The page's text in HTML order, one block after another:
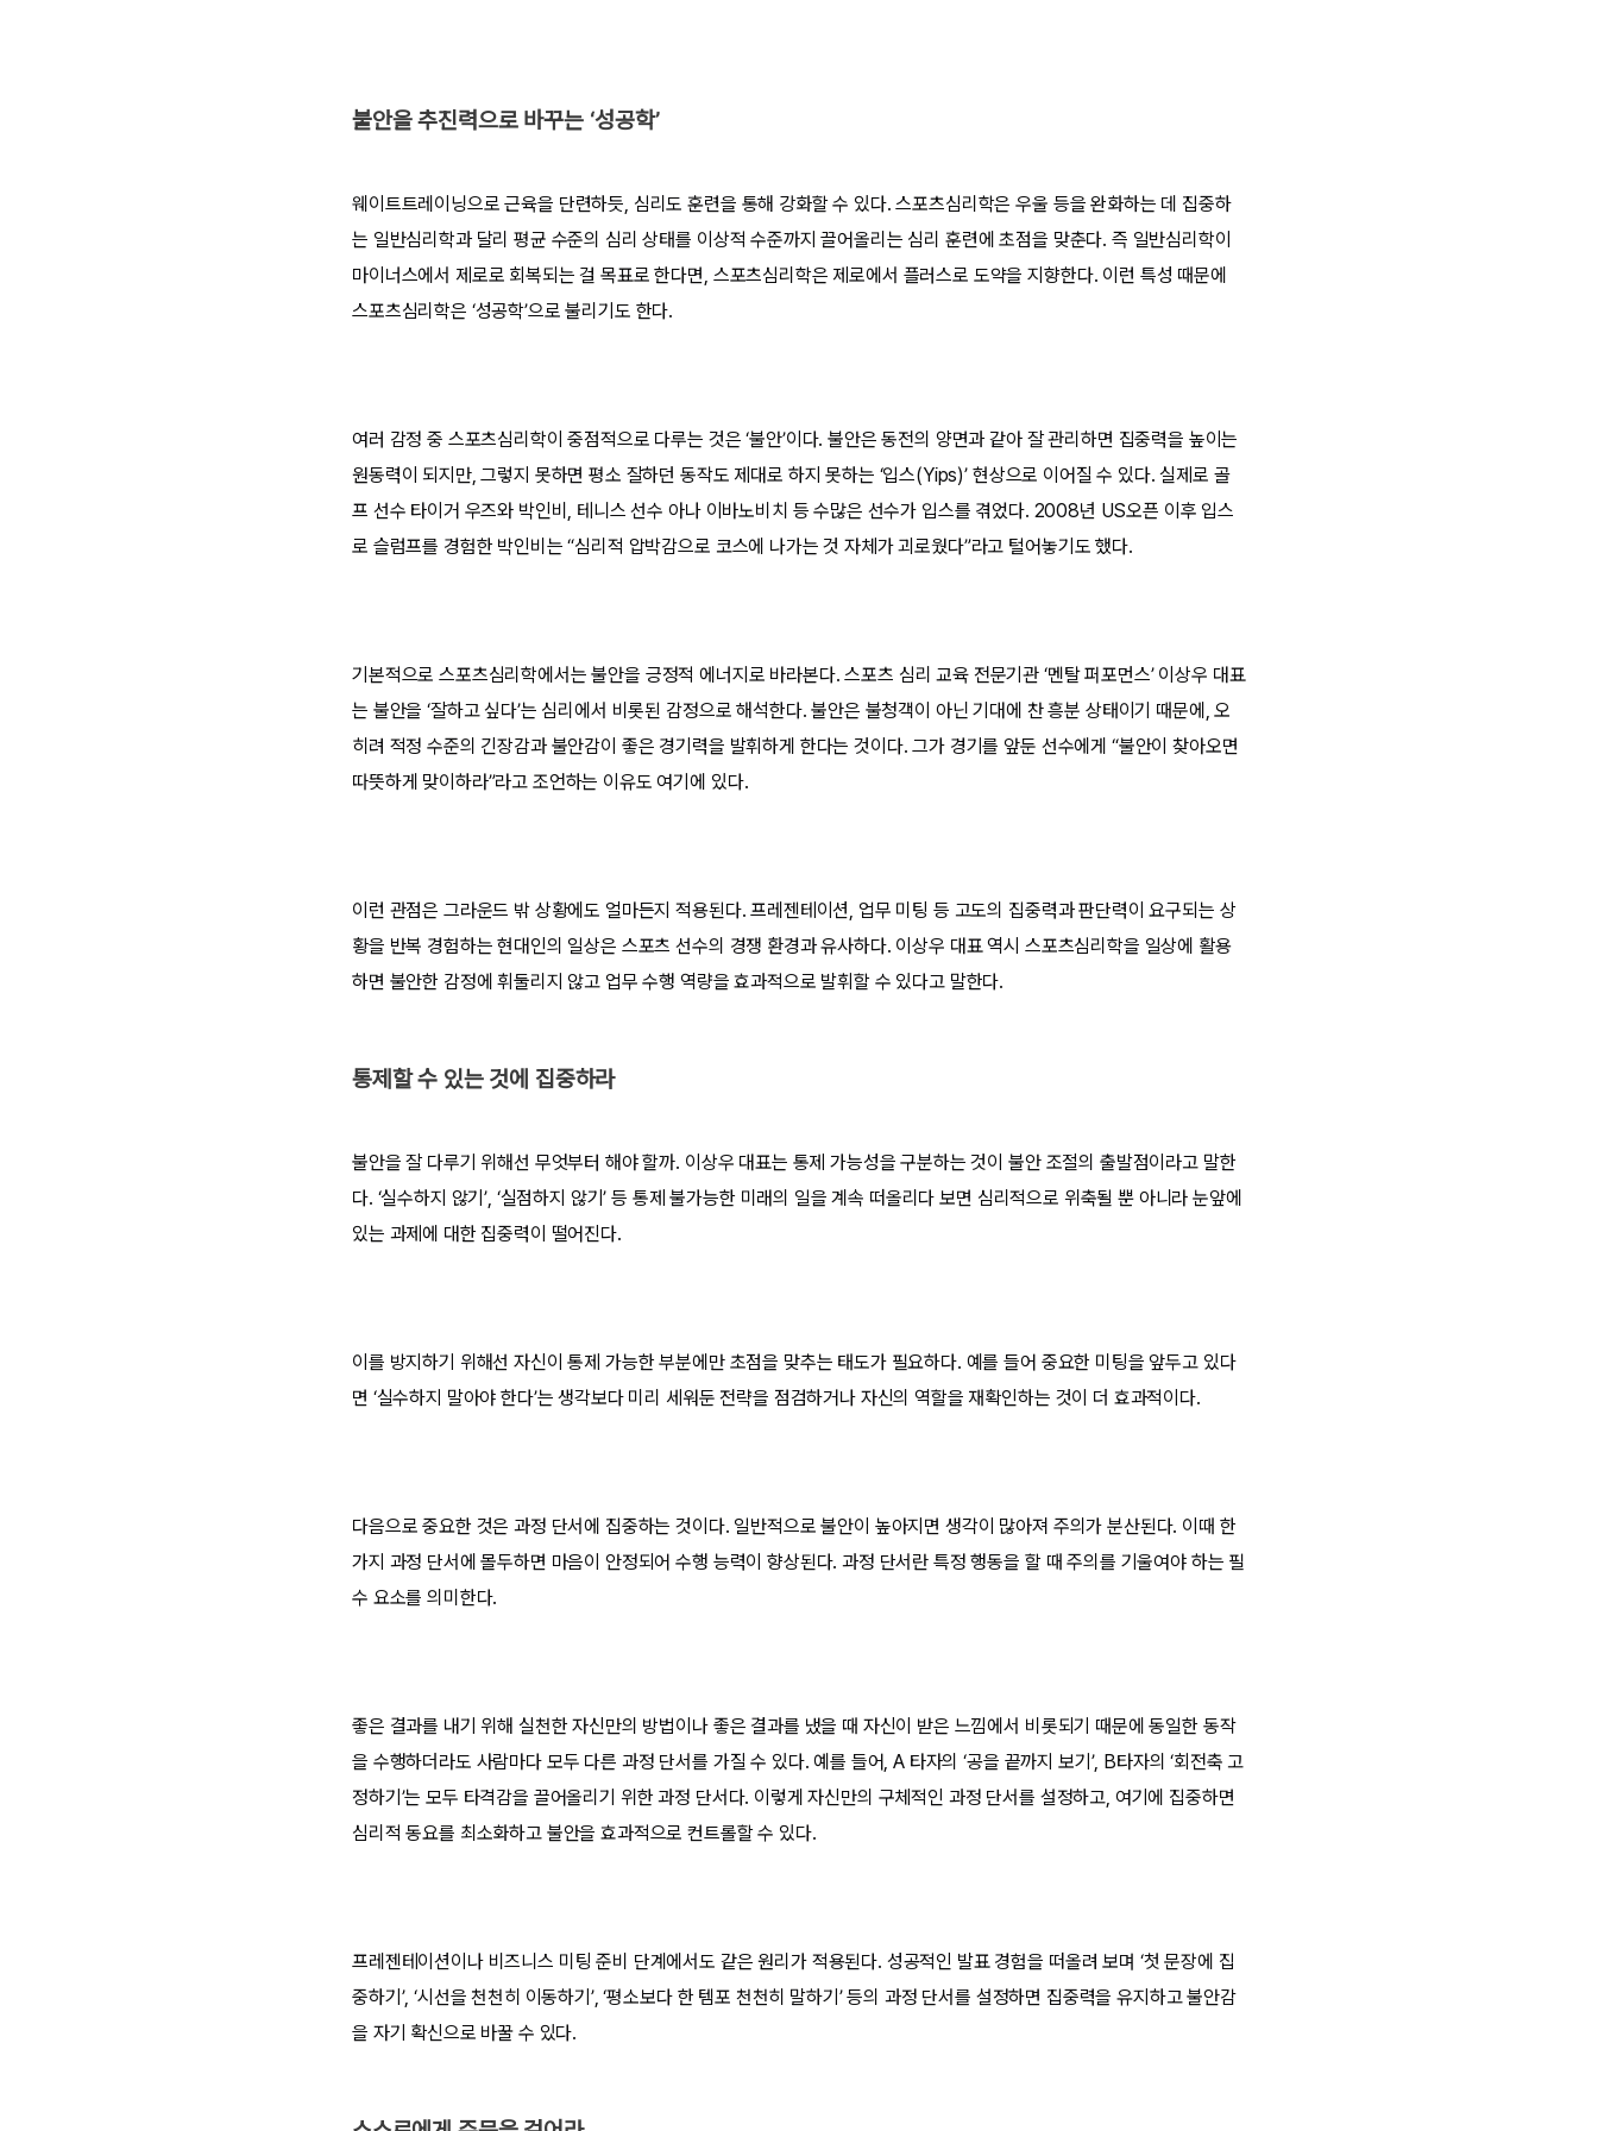
불안을 추진력으로 바꾸는 ‘성공학’
웨이트트레이닝으로 근육을 단련하듯, 심리도 훈련을 통해 강화할 수 있다. 스포츠심리학은 우울 등을 완화하는 데 집중하
는 일반심리학과 달리 평균 수준의 심리 상태를 이상적 수준까지 끌어올리는 심리 훈련에 초점을 맞춘다. 즉 일반심리학이
마이너스에서 제로로 회복되는 걸 목표로 한다면, 스포츠심리학은 제로에서 플러스로 도약을 지향한다. 이런 특성 때문에
스포츠심리학은 ‘성공학’으로 불리기도 한다.
여러 감정 중 스포츠심리학이 중점적으로 다루는 것은 ‘불안’이다. 불안은 동전의 양면과 같아 잘 관리하면 집중력을 높이는
원동력이 되지만, 그렇지 못하면 평소 잘하던 동작도 제대로 하지 못하는 ‘입스(Yips)’ 현상으로 이어질 수 있다. 실제로 골
프 선수 타이거 우즈와 박인비, 테니스 선수 아나 이바노비치 등 수많은 선수가 입스를 겪었다. 2008년 US오픈 이후 입스
로 슬럼프를 경험한 박인비는 “심리적 압박감으로 코스에 나가는 것 자체가 괴로웠다”라고 털어놓기도 했다.
기본적으로 스포츠심리학에서는 불안을 긍정적 에너지로 바라본다. 스포츠 심리 교육 전문기관 ‘멘탈 퍼포먼스’ 이상우 대표
는 불안을 ‘잘하고 싶다’는 심리에서 비롯된 감정으로 해석한다. 불안은 불청객이 아닌 기대에 찬 흥분 상태이기 때문에, 오
히려 적정 수준의 긴장감과 불안감이 좋은 경기력을 발휘하게 한다는 것이다. 그가 경기를 앞둔 선수에게 “불안이 찾아오면
따뜻하게 맞이하라”라고 조언하는 이유도 여기에 있다.
이런 관점은 그라운드 밖 상황에도 얼마든지 적용된다. 프레젠테이션, 업무 미팅 등 고도의 집중력과 판단력이 요구되는 상
황을 반복 경험하는 현대인의 일상은 스포츠 선수의 경쟁 환경과 유사하다. 이상우 대표 역시 스포츠심리학을 일상에 활용
하면 불안한 감정에 휘둘리지 않고 업무 수행 역량을 효과적으로 발휘할 수 있다고 말한다.
통제할 수 있는 것에 집중하라
불안을 잘 다루기 위해선 무엇부터 해야 할까. 이상우 대표는 통제 가능성을 구분하는 것이 불안 조절의 출발점이라고 말한
다. ‘실수하지 않기’, ‘실점하지 않기’ 등 통제 불가능한 미래의 일을 계속 떠올리다 보면 심리적으로 위축될 뿐 아니라 눈앞에
있는 과제에 대한 집중력이 떨어진다.
이를 방지하기 위해선 자신이 통제 가능한 부분에만 초점을 맞추는 태도가 필요하다. 예를 들어 중요한 미팅을 앞두고 있다
면 ‘실수하지 말아야 한다’는 생각보다 미리 세워둔 전략을 점검하거나 자신의 역할을 재확인하는 것이 더 효과적이다.
다음으로 중요한 것은 과정 단서에 집중하는 것이다. 일반적으로 불안이 높아지면 생각이 많아져 주의가 분산된다. 이때 한
가지 과정 단서에 몰두하면 마음이 안정되어 수행 능력이 향상된다. 과정 단서란 특정 행동을 할 때 주의를 기울여야 하는 필
수 요소를 의미한다.
좋은 결과를 내기 위해 실천한 자신만의 방법이나 좋은 결과를 냈을 때 자신이 받은 느낌에서 비롯되기 때문에 동일한 동작
을 수행하더라도 사람마다 모두 다른 과정 단서를 가질 수 있다. 예를 들어, A 타자의 ‘공을 끝까지 보기’, B타자의 ‘회전축 고
정하기’는 모두 타격감을 끌어올리기 위한 과정 단서다. 이렇게 자신만의 구체적인 과정 단서를 설정하고, 여기에 집중하면
심리적 동요를 최소화하고 불안을 효과적으로 컨트롤할 수 있다.
프레젠테이션이나 비즈니스 미팅 준비 단계에서도 같은 원리가 적용된다. 성공적인 발표 경험을 떠올려 보며 ‘첫 문장에 집
중하기’, ‘시선을 천천히 이동하기’, ‘평소보다 한 템포 천천히 말하기’ 등의 과정 단서를 설정하면 집중력을 유지하고 불안감
을 자기 확신으로 바꿀 수 있다.